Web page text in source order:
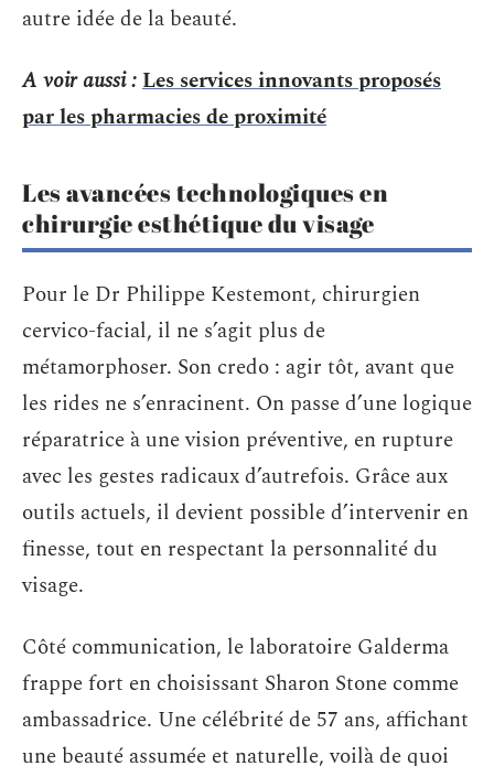
autre idée de la beauté.
A voir aussi :Les services innovants proposés
par les pharmacies de proximité
Les avancées technologiques en
chirurgie esthétique du visage
Pour le Dr Philippe Kestemont, chirurgien
cervico-facial, il ne s’agit plus de
métamorphoser. Son credo : agir tôt, avant que
les rides ne s’enracinent. On passe d’une logique
réparatrice à une vision préventive, en rupture
avec les gestes radicaux d’autrefois. Grâce aux
outils actuels, il devient possible d’intervenir en
finesse, tout en respectant la personnalité du
visage.
Côté communication, le laboratoire Galderma
frappe fort en choisissant Sharon Stone comme
ambassadrice. Une célébrité de 57 ans, affichant
une beauté assumée et naturelle, voilà de quoi